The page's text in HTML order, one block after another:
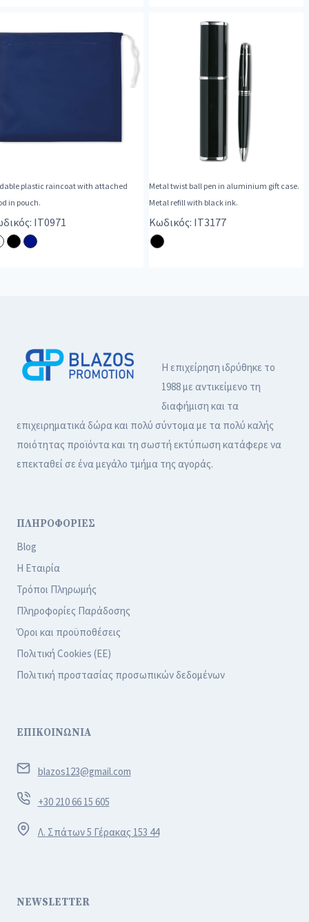
plastic raincoat with attached
in pouch.
IT0971
Metal twist ball pen in aluminium gift case.
Metal refill with black ink.
Κωδικός: IT3177
Η επιχείρηση ιδρύθηκε το
1988 με αντικείμενο τη
διαφήμιση και τα
επιχειρηματικά δώρα και πολύ σύντομα με τα πολύ καλής
ποιότητας προϊόντα και τη σωστή εκτύπωση κατάφερε να
επεκταθεί σε ένα μεγάλο τμήμα της αγοράς.
ΠΛΗΡΟΦΟΡΙΕΣ
Blog
Η Εταιρία
Τρόποι Πληρωμής
Πληροφορίες Παράδοσης
Όροι και προϋποθέσεις
Πολιτική Cookies (ΕΕ)
Πολιτική προστασίας προσωπικών δεδομένων
ΕΠΙΚΟΙΝΩΝΙΑ
blazos123@gmail.com
+30 210 66 15 605
Λ. Σπάτων 5 Γέρακας 153 44
NEWSLETTER